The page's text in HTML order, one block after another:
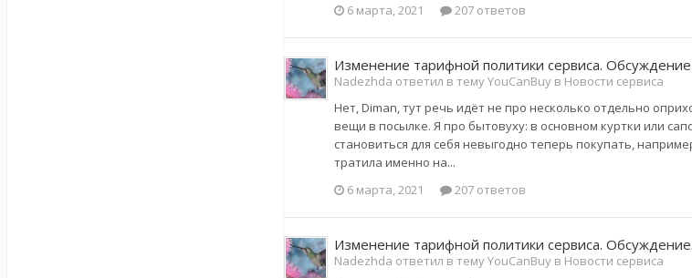
6 марта, 2021
207 ответов
Изменение тарифной политики сервиса. Обсуждение.
Nadezhda ответил в тему YouCanBuy в Новости сервиса
Нет, Diman, тут речь идёт не про несколько отдельно
вещи в посылке. Я про бытовуху: в основном куртки или
становиться для себя невыгодно теперь покупать,
тратила именно на...
6 марта, 2021
207 ответов
Изменение тарифной политики сервиса. Обсуждение.
Nadezhda ответил в тему YouCanBuy в Новости сервиса